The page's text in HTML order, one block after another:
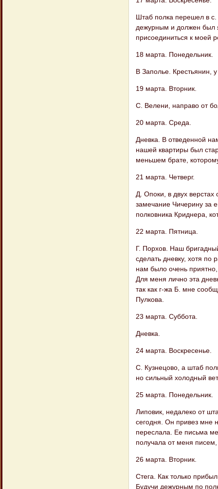
Штаб полка перешел в
дежурным и должен был
присоединиться к моей
18 марта. Понедельник.
В Заполье. Крестьянин,
19 марта. Вторник.
С. Велени, направо от
20 марта. Среда.
Дневка. В отведенной
нашей квартиры был
меньшем брате,
21 марта. Четверг.
Д. Опоки, в двух верстах
замечание Чичерину за
полковника Криднера,
22 марта. Пятница.
Г. Порхов. Наш
сделать дневку, хотя по
нам было очень приятно,
Для меня лично эта
так как г-жа Б. мне
Пулкова.
23 марта. Суббота.
Дневка.
24 марта. Воскресенье.
С. Кузнецово, а штаб
но сильный холодный
25 марта. Понедельник.
Липовик, недалеко от
сегодня. Он привез мне
переслала. Ее письма
получала от меня
26 марта. Вторник.
Стега. Как только
Будучи дежурным по